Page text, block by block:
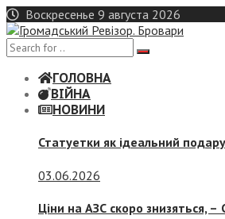
Skip
to
content
Воскресенье 9 августа 2026
ГОЛОВНА
ВІЙНА
НОВИНИ
Статуетки як ідеальний
03.06.2026
Ціни на АЗС скоро знизяться, –